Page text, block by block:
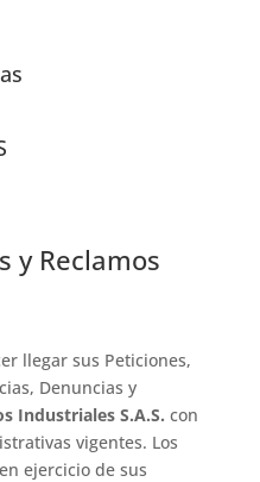
y Reclamos
llegar sus Peticiones,
Denuncias y
Industriales S.A.S. con
vigentes. Los
ejercicio de sus